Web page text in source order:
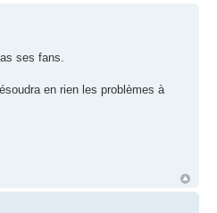
ses fans.
en rien les problèmes à